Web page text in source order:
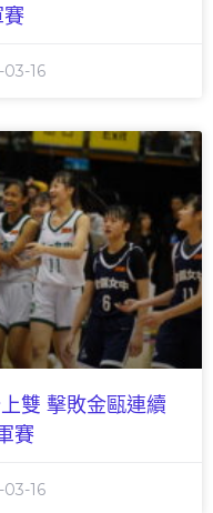
賽
16
雙 擊敗金甌連續
賽
16